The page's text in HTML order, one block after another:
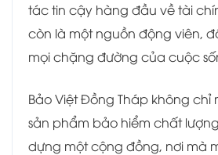
tác tin cậy hàng đầu về tài
còn là một nguồn động viên,
mọi chặng đường của cuộc
Bảo Việt Đồng Tháp không
sản phẩm bảo hiểm chất
dựng một cộng đồng, nơi mà